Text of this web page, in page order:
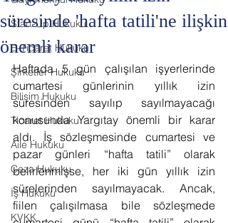
Start-Up Hukuku
E-Ticaret Hukuku
Şirketler Hukuku
Bilişim Hukuku
Ticaret Hukuku
Aile Hukuku
Ceza Hukuku
İş Hukuku
KVKK
süresinde 'hafta tatili'ne ilişkin
önemli karar
Haftada 5 gün çalışılan işyerlerinde
cumartesi günlerinin yıllık izin
süresinden sayılıp sayılmayacağı
konusunda Yargıtay önemli bir karar
aldı. İş sözleşmesinde cumartesi ve
pazar günleri “hafta tatili” olarak
belirlenmişse, her iki gün yıllık izin
sürelerinden sayılmayacak. Ancak,
fiilen çalışılmasa bile sözleşmede